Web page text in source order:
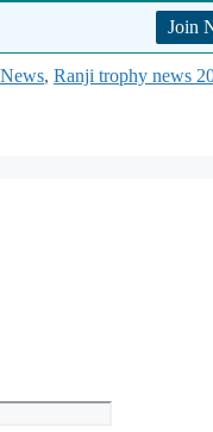
Join
, Ranji trophy news